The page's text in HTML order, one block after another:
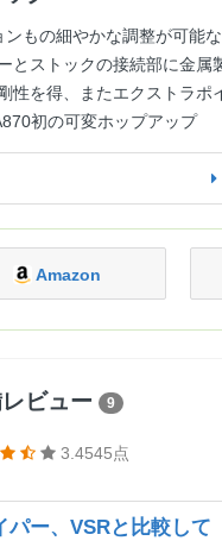
ンもの細やかな調整が可能
とストックの接続部に金
性を得、またエクストラ
初の可変ホップアップ
Amazon
ビュー 9
3.4545点
パー、VSRと比較して